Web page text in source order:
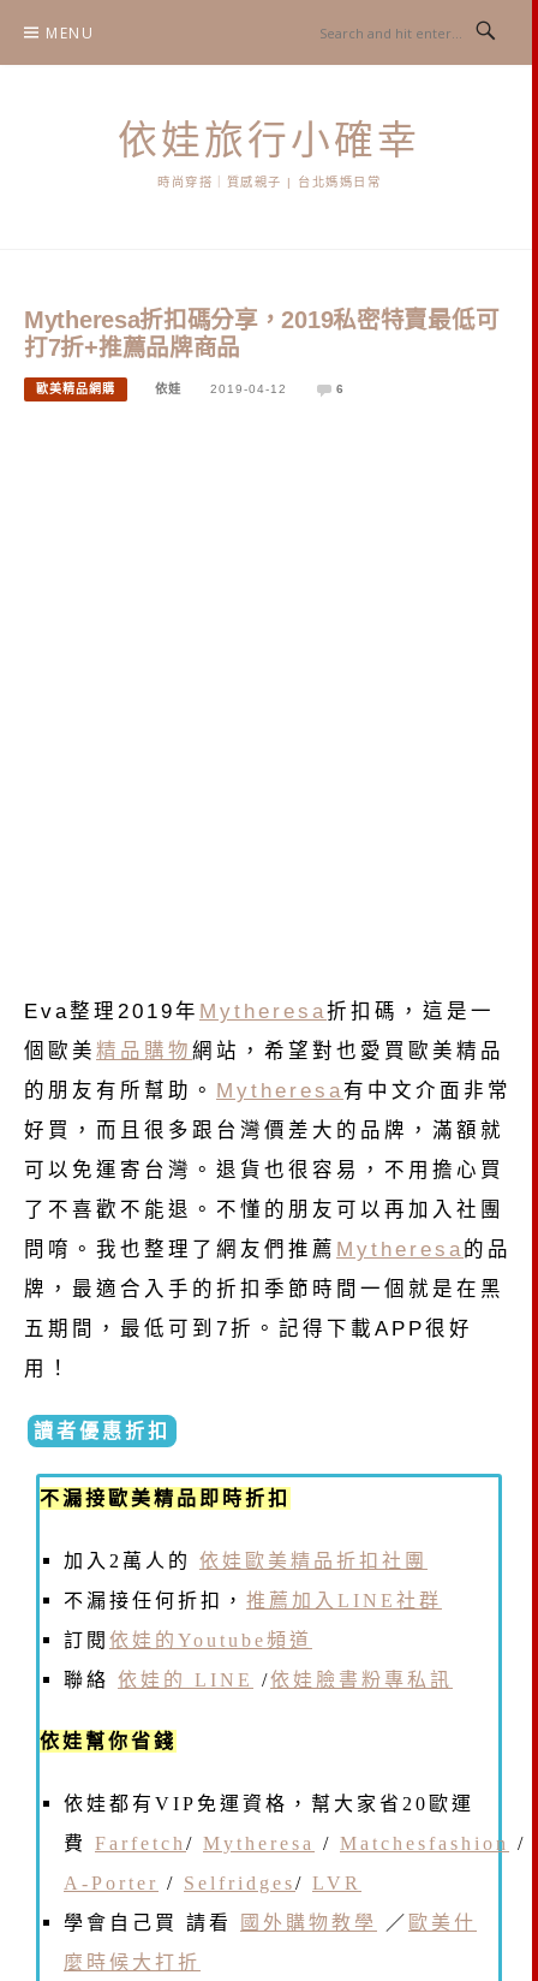
content
MENU
依娃旅行小確幸
時尚穿搭｜質感親子 | 台北媽媽日常
Mytheresa折扣碼分享，2019私密特賣最低可
打7折+推薦品牌商品
歐美精品網購 依娃 2019-04-12 6
Eva整理2019年 Mytheresa折扣碼，這是一
個歐美 精品購物 網站，希望對也愛買歐美精品
的朋友有所幫助。
Mytheresa有中文介面非常
好買，而且很多跟台灣價差大的品牌，滿額就
可以免運寄台灣。退貨也很容易，不用擔心買
了不喜歡不能退。不懂的朋友可以再加入社團
問唷。我也整理了網友們推薦 Mytheresa 的品
牌，最適合入手的折扣季節時間一個就是在黑
五期間，最低可到7折。記得下載APP很好
用！
讀者優惠折扣
不漏接歐美精品即時折扣
加入2萬人的 依娃歐美精品折扣社團
不漏接任何折扣， 推薦加入LINE社群
訂閱 依娃的Youtube頻道
聯絡 依娃的 LINE /依娃臉書粉專私訊
依娃幫你省錢
依娃都有VIP免運資格，幫大家省20歐運
費 Farfetch / Mytheresa / Matchesfashion /
A-Porter / Selfridges/ LVR
學會自己買 請看
國外購物教學 ／ 歐美什
麼時候大打折